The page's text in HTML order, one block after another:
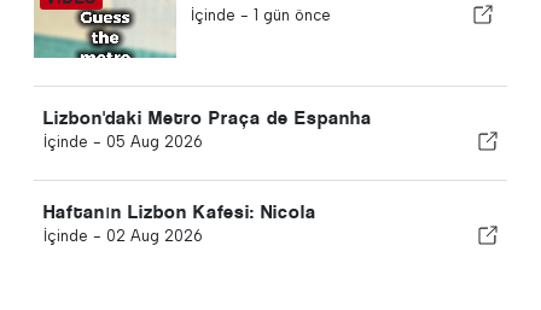
İçinde - 1 gün önce
Lizbon'daki Metro Praça de Espanha
İçinde - 05 Aug 2026
Haftanın Lizbon Kafesi: Nicola
İçinde - 02 Aug 2026